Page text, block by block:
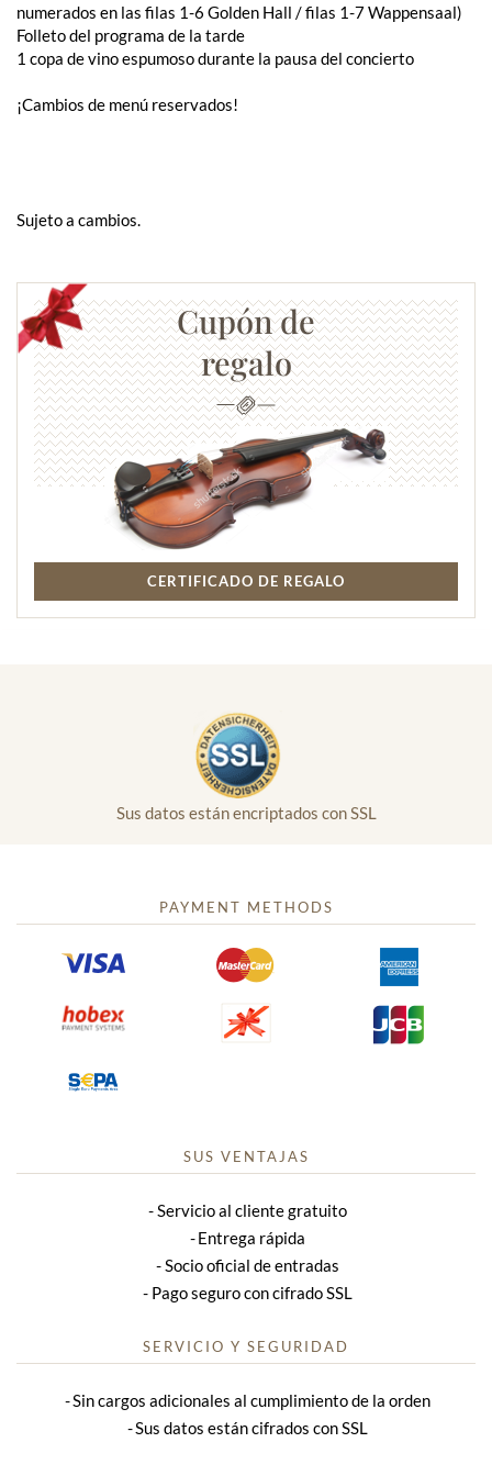
numerados en las filas 1-6 Golden Hall / filas 1-7 Wappensaal)
Folleto del programa de la tarde
1 copa de vino espumoso durante la pausa del concierto
¡Cambios de menú reservados!
Sujeto a cambios.
Cupón de
regalo
CERTIFICADO DE REGALO
Sus datos están encriptados con SSL
PAYMENT METHODS
SUS VENTAJAS
Servicio al cliente gratuito
Entrega rápida
Socio oficial de entradas
Pago seguro con cifrado SSL
SERVICIO Y SEGURIDAD
Sin cargos adicionales al cumplimiento de la orden
Sus datos están cifrados con SSL